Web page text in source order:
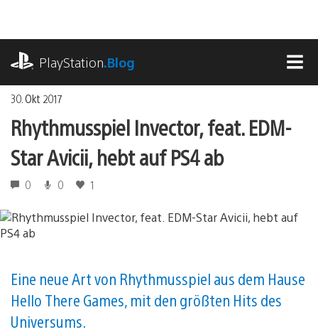
springen
PlayStation.Blog
30. Okt 2017
Rhythmusspiel Invector, feat. EDM-
Star Avicii, hebt auf PS4 ab
0 0 1
Eine neue Art von Rhythmusspiel aus dem Hause
Hello There Games, mit den größten Hits des
Universums.